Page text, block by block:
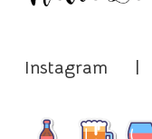
Instagram |